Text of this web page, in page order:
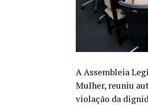
A Assembleia
Mulher, reuniu
violação da